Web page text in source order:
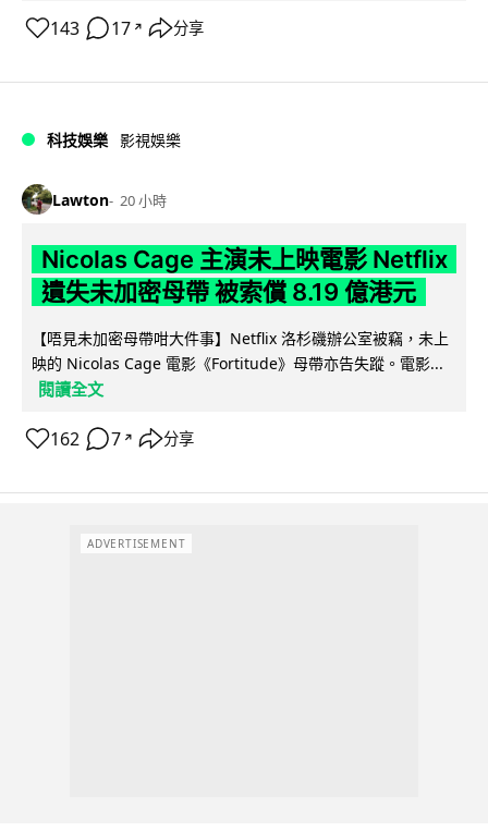
143 17 ↗ 分享
科技娛樂 影視娛樂
Lawton 20 小時
Nicolas Cage 主演未上映電影 Netflix
遺失未加密母帶 被索償 8.19 億港元
【唔見未加密母帶咁大件事】Netflix 洛杉磯辦公室被竊，未上
映的 Nicolas Cage 電影《Fortitude》母帶亦告失蹤。電影...
閱讀全文
162 7 ↗ 分享
ADVERTISEMENT